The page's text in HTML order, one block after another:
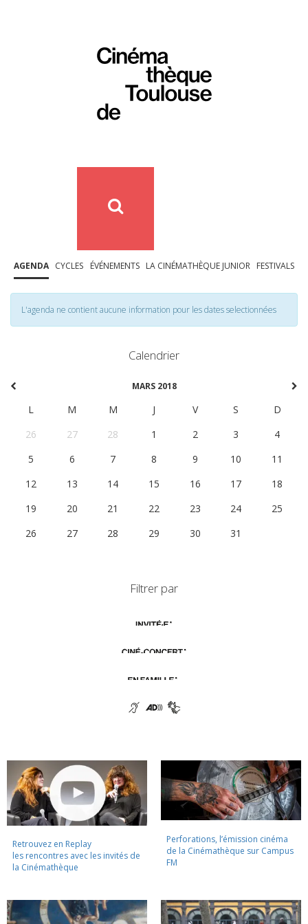
AGENDA CYCLES ÉVÉNEMENTS LA CINÉMATHÈQUE JUNIOR FESTIVALS
L'agenda ne contient aucune information pour les dates selectionnées
Calendrier
MARS 2018
L M M J V S
D
26
27 28 1 2 3
4
5
6 7 8 9 10
11
12
13 14 15 16 17
18
19
20 21 22 23 24
25
26
27 28 29 30 31
Filtrer par
Retrouvez en Replay
les rencontres avec les invités de
la Cinémathèque
Perforations, l’émission cinéma
de la Cinémathèque sur Campus
FM